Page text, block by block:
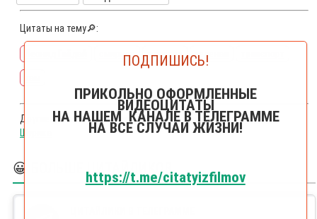
Цитаты на тему🔎:
смирнов хамство зеленая
Другие цитаты из фильма Операция Ы и другие приключения
Шурика
😀 БОЛЬШЕ ЦИТАЙЛИКОВ
ПОДПИШИСЬ!
ПРИКОЛЬНО ОФОРМЛЕННЫЕ
ВИДЕОЦИТАТЫ
НА НАШЕМ КАНАЛЕ В ТЕЛЕГРАММЕ
НА ВСЕ СЛУЧАИ ЖИЗНИ!
https://t.me/citatyizfilmov